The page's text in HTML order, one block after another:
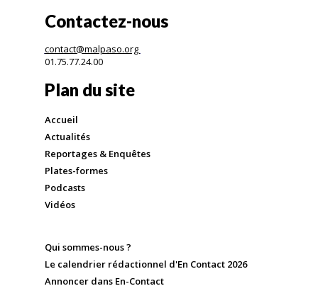
Contactez-nous
contact@malpaso.org
01.75.77.24.00
Plan du site
Accueil
Actualités
Reportages & Enquêtes
Plates-formes
Podcasts
Vidéos
Qui sommes-nous ?
Le calendrier rédactionnel d'En Contact 2026
Annoncer dans En-Contact